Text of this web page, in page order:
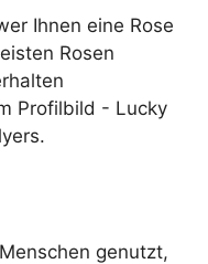
Ihnen eine Rose
Rosen
Profilbild - Lucky
genutzt,